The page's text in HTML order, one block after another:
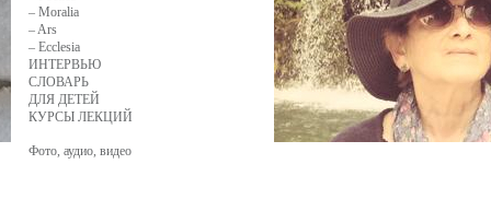
– Moralia
– Ars
– Ecclesia
ИНТЕРВЬЮ
СЛОВАРЬ
ДЛЯ ДЕТЕЙ
КУРСЫ ЛЕКЦИЙ
Фото, аудио, видео